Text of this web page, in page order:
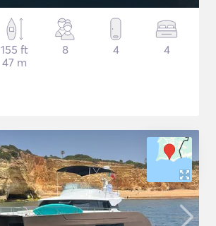
155 ft
47 m
8 4 4